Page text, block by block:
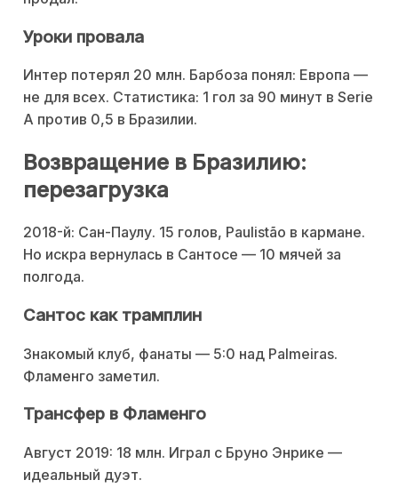
Уроки провала
Интер потерял 20 млн. Барбоза понял: Европа —
не для всех. Статистика: 1 гол за 90 минут в Serie
A против 0,5 в Бразилии.
Возвращение в Бразилию:
перезагрузка
2018-й: Сан-Паулу. 15 голов, Paulistão в кармане.
Но искра вернулась в Сантосе — 10 мячей за
полгода.
Сантос как трамплин
Знакомый клуб, фанаты — 5:0 над Palmeiras.
Фламенго заметил.
Трансфер в Фламенго
Август 2019: 18 млн. Играл с Бруно Энрике —
идеальный дуэт.